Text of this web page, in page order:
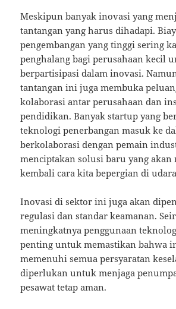
Meskipun banyak inovasi yang
tantangan yang harus dihadapi.
pengembangan yang tinggi sering
penghalang bagi perusahaan kecil
berpartisipasi dalam inovasi.
tantangan ini juga membuka
kolaborasi antar perusahaan dan
pendidikan. Banyak startup yang
teknologi penerbangan masuk ke
berkolaborasi dengan pemain
menciptakan solusi baru yang
kembali cara kita bepergian di
Inovasi di sektor ini juga akan
regulasi dan standar keamanan.
meningkatnya penggunaan
penting untuk memastikan bahwa
memenuhi semua persyaratan
diperlukan untuk menjaga
pesawat tetap aman.